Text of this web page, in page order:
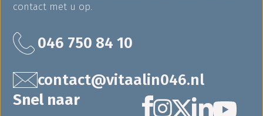
contact met u op.
046 750 84 10
contact@vitaalin046.nl
Snel naar